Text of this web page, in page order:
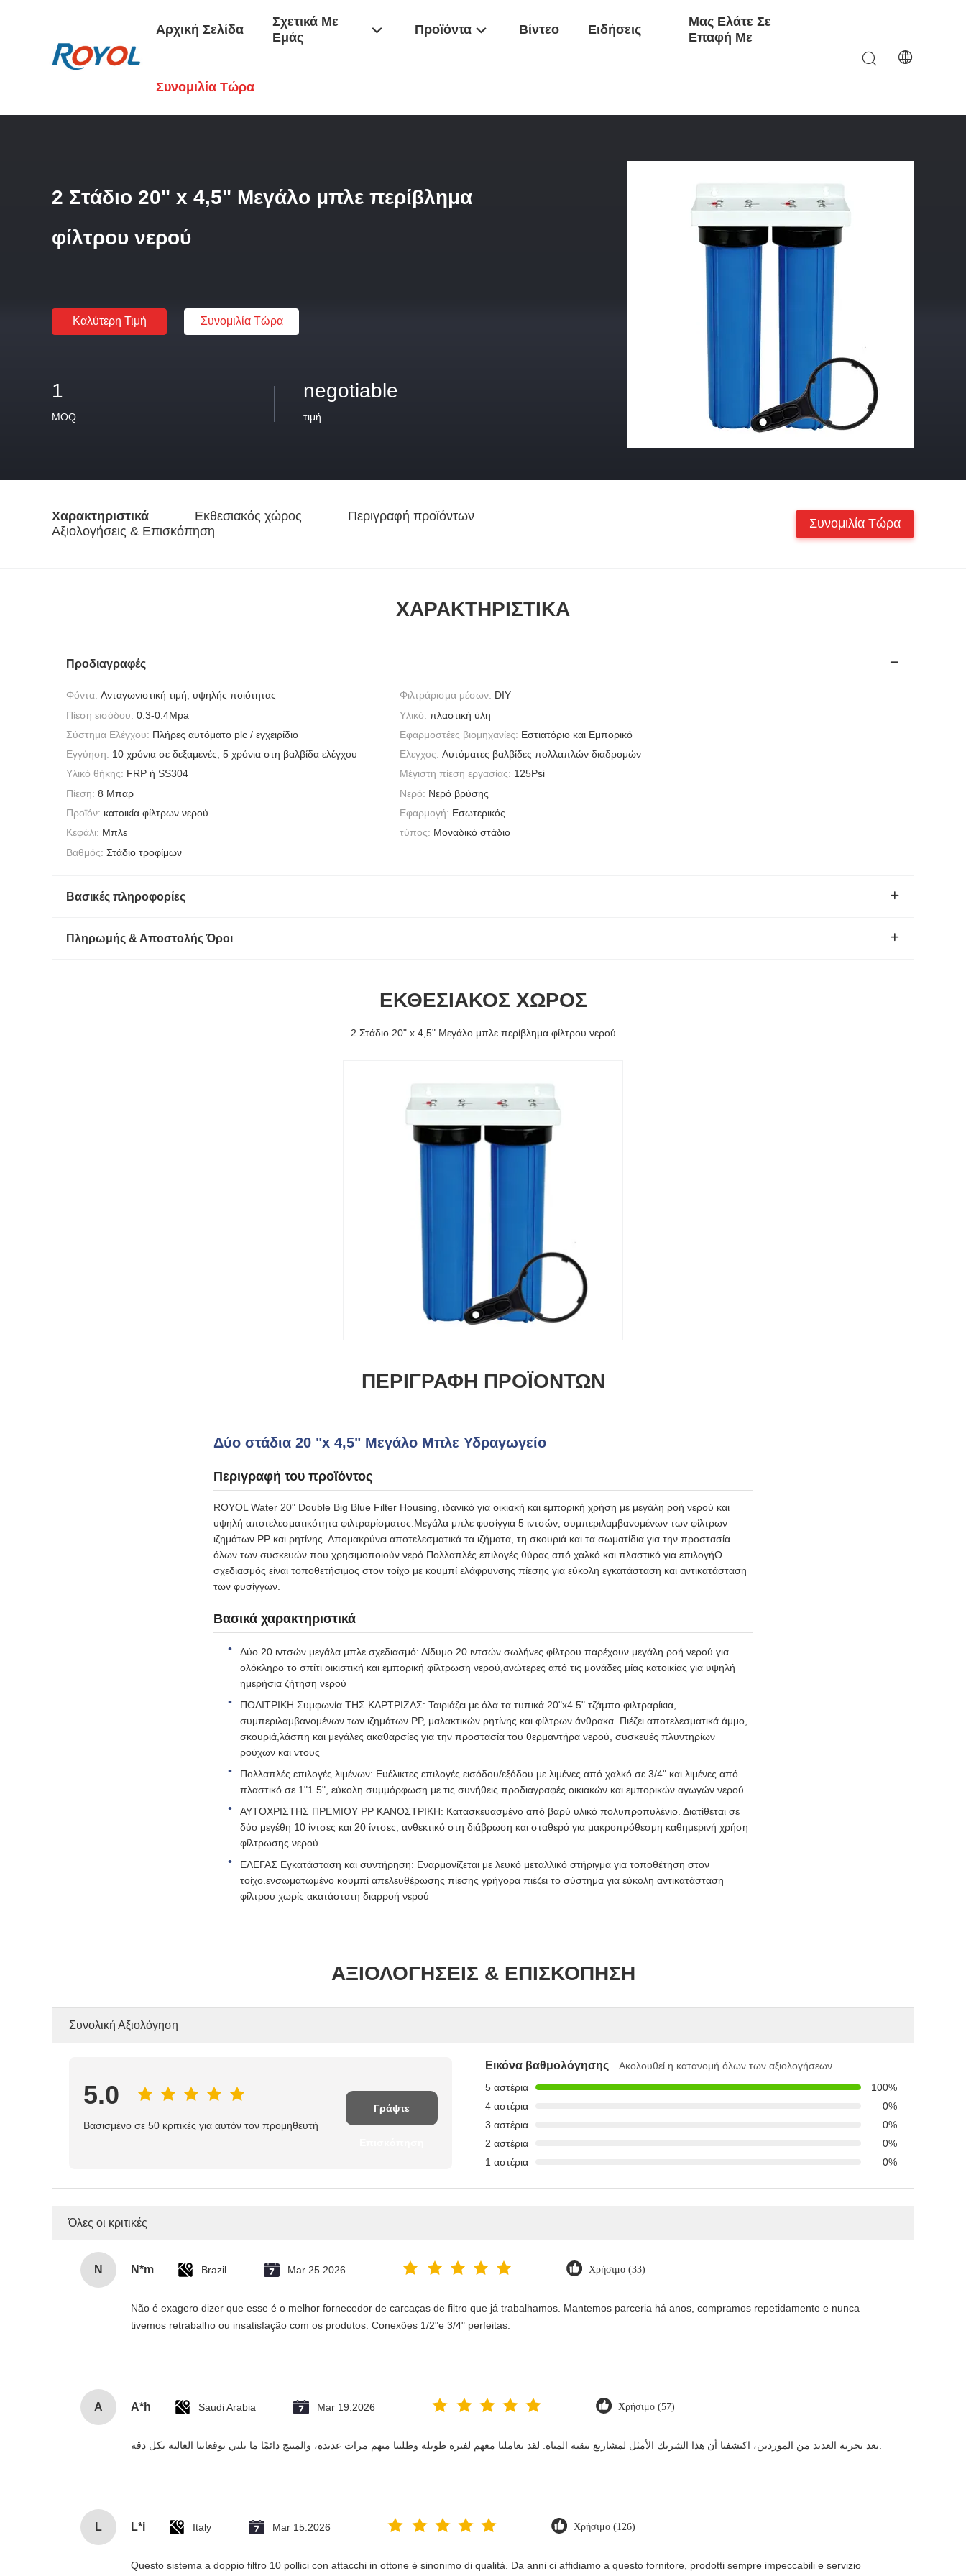
Αρχική Σελίδα
Σχετικά Με
Εμάς
Προϊόντα Βίντεο Ειδήσεις
Μας Ελάτε Σε
Επαφή Με
Συνομιλία Τώρα
2 Στάδιο 20" x 4,5" Μεγάλο μπλε περίβλημα
φίλτρου νερού
Καλύτερη Τιμή Συνομιλία Τώρα
1
MOQ
negotiable
τιμή
Χαρακτηριστικά Εκθεσιακός χώρος
Περιγραφή προϊόντων
Αξιολογήσεις & Επισκόπηση
Συνομιλία Τώρα
ΧΑΡΑΚΤΗΡΙΣΤΙΚΆ
Προδιαγραφές
Φόντα: Ανταγωνιστική τιμή, υψηλής ποιότητας Φιλτράρισμα μέσων: DIY
Πίεση εισόδου: 0.3-0.4Mpa Υλικό: πλαστική ύλη
Σύστημα Ελέγχου: Πλήρες αυτόματο plc / εγχειρίδιο Εφαρμοστέες βιομηχανίες: Εστιατόριο και Εμπορικό
Εγγύηση: 10 χρόνια σε δεξαμενές, 5 χρόνια στη βαλβίδα ελέγχου Ελεγχος: Αυτόματες βαλβίδες πολλαπλών διαδρομών
Υλικό θήκης: FRP ή SS304 Μέγιστη πίεση εργασίας: 125Psi
Πίεση: 8 Μπαρ Νερό: Νερό βρύσης
Προϊόν: κατοικία φίλτρων νερού Εφαρμογή: Εσωτερικός
Κεφάλι: Μπλε τύπος: Μοναδικό στάδιο
Βαθμός: Στάδιο τροφίμων
Βασικές πληροφορίες
Πληρωμής & Αποστολής Όροι
ΕΚΘΕΣΙΑΚΌΣ ΧΏΡΟΣ
2 Στάδιο 20" x 4,5" Μεγάλο μπλε περίβλημα φίλτρου νερού
ΠΕΡΙΓΡΑΦΉ ΠΡΟΪΌΝΤΩΝ
Δύο στάδια 20 "x 4,5" Μεγάλο Μπλε Υδραγωγείο
Περιγραφή του προϊόντος
ROYOL Water 20" Double Big Blue Filter Housing, ιδανικό για οικιακή και εμπορική χρήση με μεγάλη ροή νερού και
υψηλή αποτελεσματικότητα φιλτραρίσματος.Μεγάλα μπλε φυσίγγια 5 ιντσών, συμπεριλαμβανομένων των φίλτρων
ιζημάτων PP και ρητίνης. Απομακρύνει αποτελεσματικά τα ιζήματα, τη σκουριά και τα σωματίδια για την προστασία
όλων των συσκευών που χρησιμοποιούν νερό.Πολλαπλές επιλογές θύρας από χαλκό και πλαστικό για επιλογήΟ
σχεδιασμός είναι τοποθετήσιμος στον τοίχο με κουμπί ελάφρυνσης πίεσης για εύκολη εγκατάσταση και αντικατάσταση
των φυσίγγων.
Βασικά χαρακτηριστικά
Δύο 20 ιντσών μεγάλα μπλε σχεδιασμό: Δίδυμο 20 ιντσών σωλήνες φίλτρου παρέχουν μεγάλη ροή νερού για
ολόκληρο το σπίτι οικιστική και εμπορική φίλτρωση νερού,ανώτερες από τις μονάδες μίας κατοικίας για υψηλή
ημερήσια ζήτηση νερού
ΠΟΛΙΤΡΙΚΗ Συμφωνία ΤΗΣ ΚΑΡΤΡΙΖΑΣ: Ταιριάζει με όλα τα τυπικά 20"x4.5" τζάμπο φιλτραρίκια,
συμπεριλαμβανομένων των ιζημάτων PP, μαλακτικών ρητίνης και φίλτρων άνθρακα. Πιέζει αποτελεσματικά άμμο,
σκουριά,λάσπη και μεγάλες ακαθαρσίες για την προστασία του θερμαντήρα νερού, συσκευές πλυντηρίων
ρούχων και ντους
Πολλαπλές επιλογές λιμένων: Ευέλικτες επιλογές εισόδου/εξόδου με λιμένες από χαλκό σε 3/4" και λιμένες από
πλαστικό σε 1"1.5", εύκολη συμμόρφωση με τις συνήθεις προδιαγραφές οικιακών και εμπορικών αγωγών νερού
ΑΥΤΟΧΡΙΣΤΗΣ ΠΡΕΜΙΟΥ PP ΚΑΝΟΣΤΡΙΚΗ: Κατασκευασμένο από βαρύ υλικό πολυπροπυλένιο. Διατίθεται σε
δύο μεγέθη 10 ίντσες και 20 ίντσες, ανθεκτικό στη διάβρωση και σταθερό για μακροπρόθεσμη καθημερινή χρήση
φίλτρωσης νερού
ΕΛΕΓΑΣ Εγκατάσταση και συντήρηση: Εναρμονίζεται με λευκό μεταλλικό στήριγμα για τοποθέτηση στον
τοίχο.ενσωματωμένο κουμπί απελευθέρωσης πίεσης γρήγορα πιέζει το σύστημα για εύκολη αντικατάσταση
φίλτρου χωρίς ακατάστατη διαρροή νερού
ΑΞΙΟΛΟΓΉΣΕΙΣ & ΕΠΙΣΚΌΠΗΣΗ
Συνολική Αξιολόγηση
5.0
Βασισμένο σε 50 κριτικές για αυτόν τον προμηθευτή
Γράψτε
Εικόνα βαθμολόγησης
Ακολουθεί η κατανομή όλων των αξιολογήσεων
5 αστέρια
100%
4 αστέρια
0%
3 αστέρια
0%
2 αστέρια
0%
1 αστέρια
0%
Όλες οι κριτικές
N N*m Brazil Mar 25.2026 Χρήσιμο (33)
Não é exagero dizer que esse é o melhor fornecedor de carcaças de filtro que já trabalhamos. Mantemos parceria há anos, compramos repetidamente e nunca
tivemos retrabalho ou insatisfação com os produtos. Conexões 1/2"e 3/4" perfeitas.
A A*h Saudi Arabia Mar 19.2026 Χρήσιμο (57)
L L*i Italy Mar 15.2026 Χρήσιμο (126)
Questo sistema a doppio filtro 10 pollici con attacchi in ottone è sinonimo di qualità. Da anni ci affidiamo a questo fornitore, prodotti sempre impeccabili e servizio